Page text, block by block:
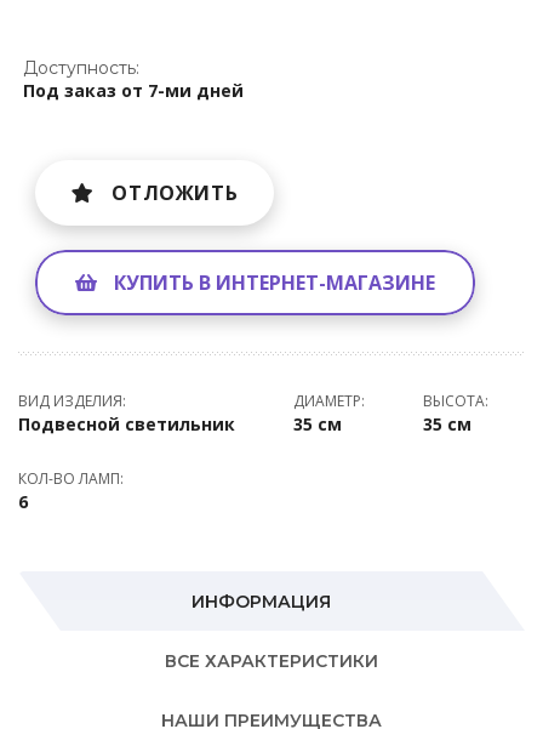
Доступность:
Под заказ от 7-ми дней
ОТЛОЖИТЬ
КУПИТЬ В ИНТЕРНЕТ-МАГАЗИНЕ
ВИД ИЗДЕЛИЯ:
Подвесной светильник
ДИАМЕТР:
35 см
ВЫСОТА:
35 см
КОЛ-ВО ЛАМП:
6
ИНФОРМАЦИЯ
ВСЕ ХАРАКТЕРИСТИКИ
НАШИ ПРЕИМУЩЕСТВА